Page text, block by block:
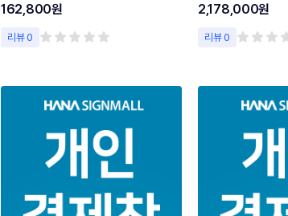
162,800원
리뷰 0
2,178,000원
리뷰 0